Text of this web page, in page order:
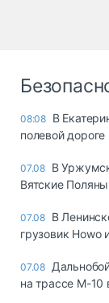
08:08 В
полевой
07.08 В
Вятские
07.08 В
грузовик Howo
07.08
на трассе М-10